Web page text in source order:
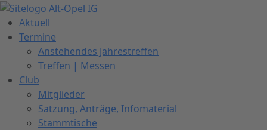
Zum
Inhalt
springen
Aktuell
Termine
Anstehendes Jahrestreffen
Treffen | Messen
Club
Mitglieder
Satzung, Anträge, Infomaterial
Stammtische